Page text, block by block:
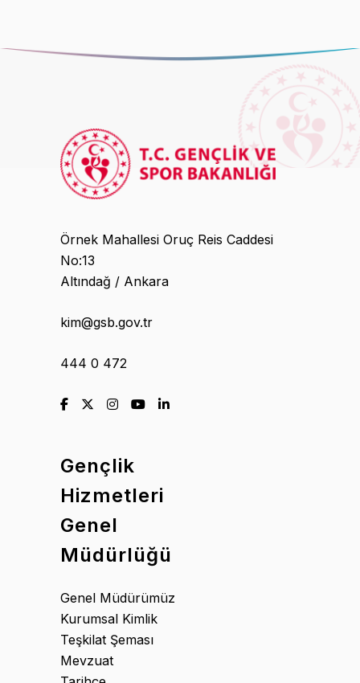
Örnek Mahallesi Oruç Reis Caddesi
No:13
Altındağ / Ankara
kim@gsb.gov.tr
444 0 472
Gençlik
Hizmetleri
Genel
Müdürlüğü
Genel Müdürümüz
Kurumsal Kimlik
Teşkilat Şeması
Mevzuat